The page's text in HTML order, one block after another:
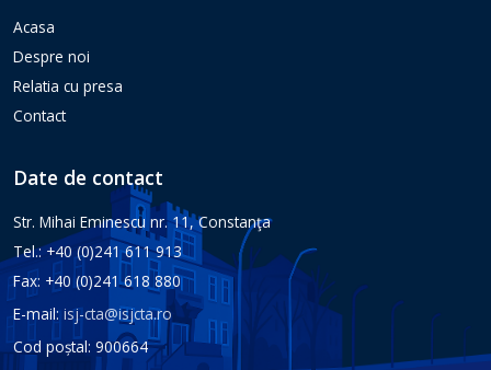
Acasa
Despre noi
Relatia cu presa
Contact
Date de contact
Str. Mihai Eminescu nr. 11, Constanţa
Tel.: +40 (0)241 611 913
Fax: +40 (0)241 618 880
E-mail:isj-cta@isjcta.ro
Cod poștal: 900664